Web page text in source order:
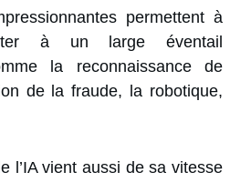
permettent à
à un large éventail
la reconnaissance de
de la fraude, la robotique,
l’IA vient aussi de sa vitesse